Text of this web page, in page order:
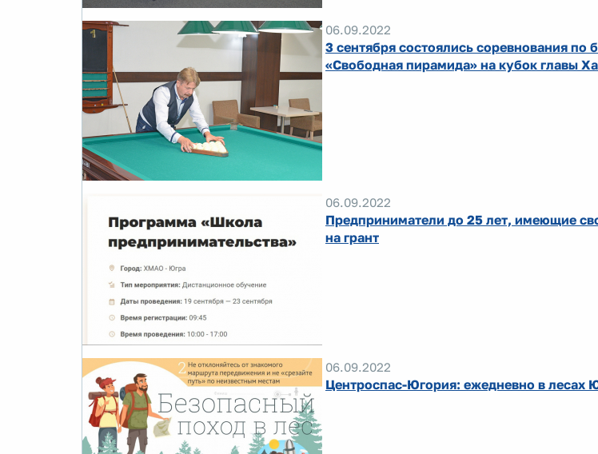
06.09.2022
3 сентября состоялись соревнования по
«Свободная пирамида» на кубок главы
06.09.2022
Предприниматели до 25 лет, имеющие
на грант
06.09.2022
Центроспас-Югория: ежедневно в лесах